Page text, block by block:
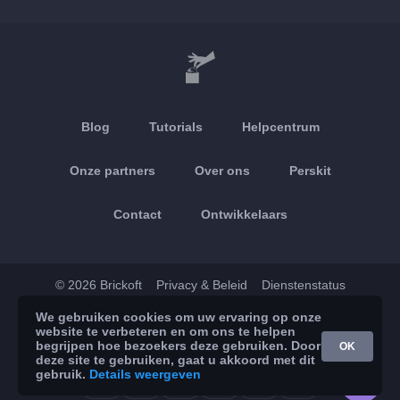
Blog Tutorials Helpcentrum
Onze partners Over ons Perskit
Contact Ontwikkelaars
© 2026 Brickoft Privacy & Beleid Dienstenstatus
App Store Google Play
We gebruiken cookies om uw ervaring op onze
website te verbeteren en om ons te helpen
begrijpen hoe bezoekers deze gebruiken. Door
deze site te gebruiken, gaat u akkoord met dit
gebruik. Details weergeven
OK